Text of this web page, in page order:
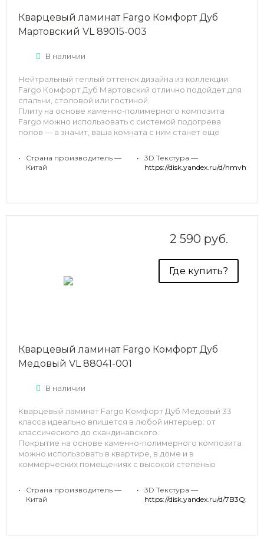
Кварцевый ламинат Fargo Комфорт Дуб
Мартовский VL 89015-003
В наличии
Нейтральный теплый оттенок дизайна из коллекции
Fargo Комфорт Дуб Мартовский отлично подойдет для
спальни, столовой или гостиной.
Плиту на основе каменно-полимерного композита
Fargo можно использовать с системой подогрева
полов — а значит, ваша комната с ним станет еще
специальных умений.
•
Страна производитель —
Китай
•
3D Текстура —
https://disk.yandex.ru/d/
2 590 руб.
Где купить?
Кварцевый ламинат Fargo Комфорт Дуб
Медовый VL 88041-001
В наличии
Кварцевый ламинат Fargo Комфорт Дуб Медовый 33
класса идеально впишется в любой интерьер: от
классического до скандинавского.
Покрытие на основе каменно-полимерного композита
можно использовать в квартире, в доме и в
коммерческих помещениях с высокой степенью
устойчив к температурам от -15⁰ С до +42⁰ С.
•
Страна производитель —
Китай
•
3D Текстура —
https://disk.yandex.ru/d/